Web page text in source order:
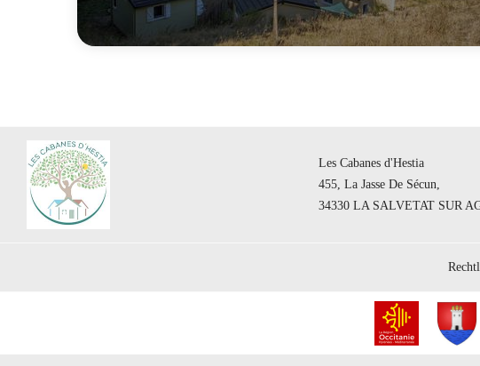
Les Cabanes d'Hestia
455, La Jasse De Sécun,
34330 LA SALVETAT SUR